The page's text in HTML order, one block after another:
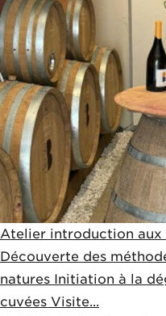
Atelier introduction aux
Découverte des
natures Initiation à la
cuvées Visite...